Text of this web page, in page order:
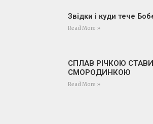
Звідки і куди тече
Read More »
СПЛАВ РІЧКОЮ
СМОРОДИНКОЮ
Read More »